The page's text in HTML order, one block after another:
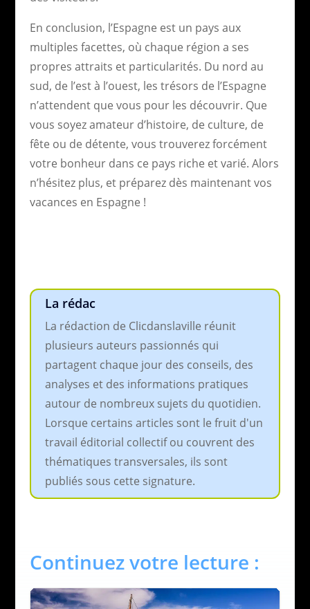
En conclusion, l’Espagne est un pays aux
multiples facettes, où chaque région a ses
propres attraits et particularités. Du nord au
sud, de l’est à l’ouest, les trésors de l’Espagne
n’attendent que vous pour les découvrir. Que
vous soyez amateur d’histoire, de culture, de
fête ou de détente, vous trouverez forcément
votre bonheur dans ce pays riche et varié. Alors
n’hésitez plus, et préparez dès maintenant vos
vacances en Espagne !
La rédac
La rédaction de Clicdanslaville réunit
plusieurs auteurs passionnés qui
partagent chaque jour des conseils, des
analyses et des informations pratiques
autour de nombreux sujets du quotidien.
Lorsque certains articles sont le fruit d'un
travail éditorial collectif ou couvrent des
thématiques transversales, ils sont
publiés sous cette signature.
Continuez votre lecture :